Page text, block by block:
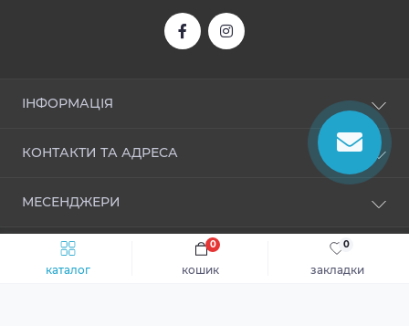
каталог закладки
0
кошик
0
ІНФОРМАЦІЯ
Доставка і оплата
Політика безпеки
Повернення товару
КОНТАКТИ ТА АДРЕСА
МЕСЕНДЖЕРИ
Telegram
Viber
Працює наocStore